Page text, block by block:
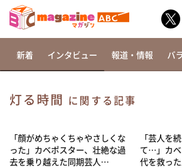
相席食堂
これ余談なんですけど・・・
新着 インタビュー 報道・情報 バ
灯る時間 に関する記事
「顔がめちゃくちゃやさしくな
った」カベポスター、壮絶な過
去を乗り越えた同期芸人…
「芸人を
て…」カ
代を救っ